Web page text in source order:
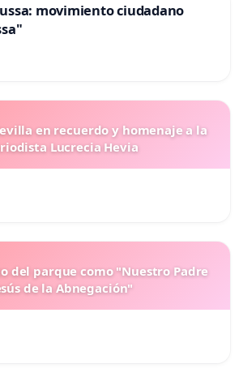
movimiento ciudadano
en recuerdo y homenaje a la
Lucrecia Hevia
del parque como "Nuestro Padre
de la Abnegación"